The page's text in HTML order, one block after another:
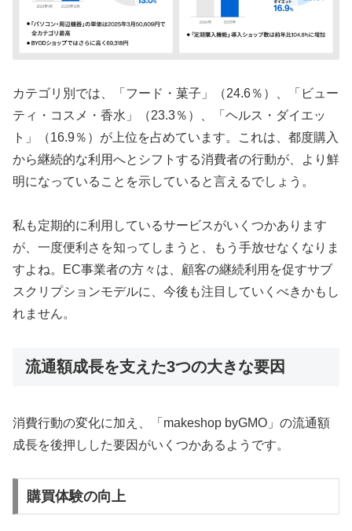
カテゴリ別では、「フード・菓子」（24.6％）、「ビュー
ティ・コスメ・香水」（23.3％）、「ヘルス・ダイエッ
ト」（16.9％）が上位を占めています。これは、都度購入
から継続的な利用へとシフトする消費者の行動が、より鮮
明になっていることを示していると言えるでしょう。
私も定期的に利用しているサービスがいくつかあります
が、一度便利さを知ってしまうと、もう手放せなくなりま
すよね。EC事業者の方々は、顧客の継続利用を促すサブ
スクリプションモデルに、今後も注目していくべきかもし
れません。
流通額成長を支えた3つの大きな要因
消費行動の変化に加え、「makeshop byGMO」の流通額
成長を後押しした要因がいくつかあるようです。
購買体験の向上